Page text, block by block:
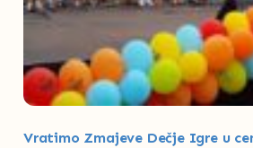
Vratimo Zmajeve Dečje Igre u